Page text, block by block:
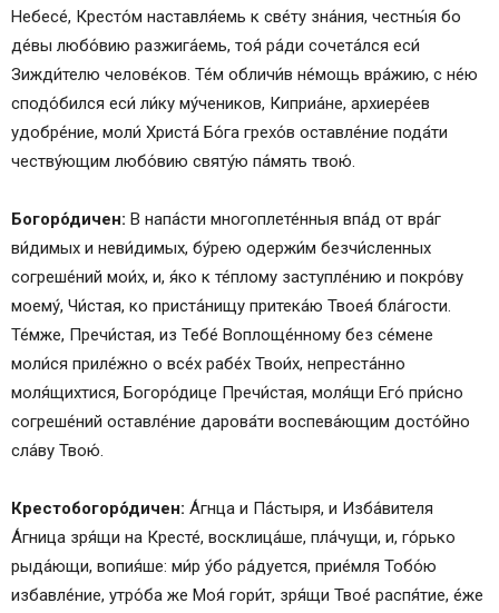
Небесе́, Кресто́м наставля́емь к све́ту зна́ния, честны́я бо
де́вы любо́вию разжига́емь, тоя́ ра́ди сочета́лся еси́
Зижди́телю челове́ков. Те́м обличи́в не́мощь вра́жию, с не́ю
сподо́бился еси́ ли́ку му́чеников, Киприа́не, архиере́ев
удобре́ние, моли́ Христа́ Бо́га грехо́в оставле́ние пода́ти
честву́ющим любо́вию святу́ю па́мять твою́.
Богоро́дичен: В напа́сти многоплете́нныя впа́д от вра́г
ви́димых и неви́димых, бу́рею одержи́м безчи́сленных
согреше́ний мои́х, и, я́ко к те́плому заступле́нию и покро́ву
моему́, Чи́стая, ко приста́нищу притека́ю Твоея́ бла́гости.
Те́мже, Пречи́стая, из Тебе́ Воплоще́нному без се́мене
моли́ся приле́жно о все́х рабе́х Твои́х, непреста́нно
моля́щихтися, Богоро́дице Пречи́стая, моля́щи Его́ при́сно
согреше́ний оставле́ние дарова́ти воспева́ющим досто́йно
сла́ву Твою́.
Крестобогоро́дичен: А́гнца и Па́стыря, и Изба́вителя
А́гница зря́щи на Кресте́, восклица́ше, пла́чущи, и, го́рько
рыда́ющи, вопия́ше: ми́р у́бо ра́дуется, прие́мля Тобо́ю
избавле́ние, утро́ба же Моя́ гори́т, зря́щи Твое́ распя́тие, е́же